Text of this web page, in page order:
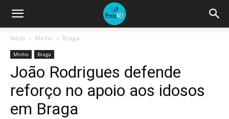
Início Minho Braga
Minho Braga
João Rodrigues defende
reforço no apoio aos idosos
em Braga